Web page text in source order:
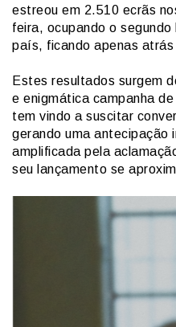
estreou em 2.510 ecrãs
feira, ocupando o
país, ficando apenas atrás
Estes resultados surgem
e enigmática campanha
tem vindo a suscitar
gerando uma antecipação
amplificada pela
seu lançamento se